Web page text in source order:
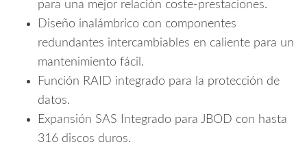
Doble
fuente
de
cantidad
para una mejor relación coste-prestaciones.
Diseño inalámbrico con componentes
redundantes intercambiables en caliente para un
mantenimiento fácil.
Función RAID integrado para la protección de
datos.
Expansión SAS Integrado para JBOD con hasta
316 discos duros.